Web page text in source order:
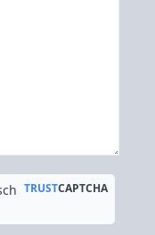
senden